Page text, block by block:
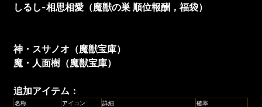
しるし-相思相愛 （魔獣の巣 順位報酬 ，福袋）
神・スサノオ（魔獣宝庫）
魔・人面樹（魔獣宝庫）
追加アイテム：
名称 アイコン 詳細 確率